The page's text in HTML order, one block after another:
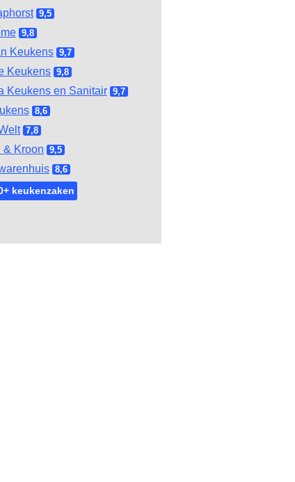
9,5
9,8
Keukens 9,7
Keukens 9,8
Keukens en Sanitair 9,7
8,6
7,8
& Kroon 9,5
8,6
keukenzaken